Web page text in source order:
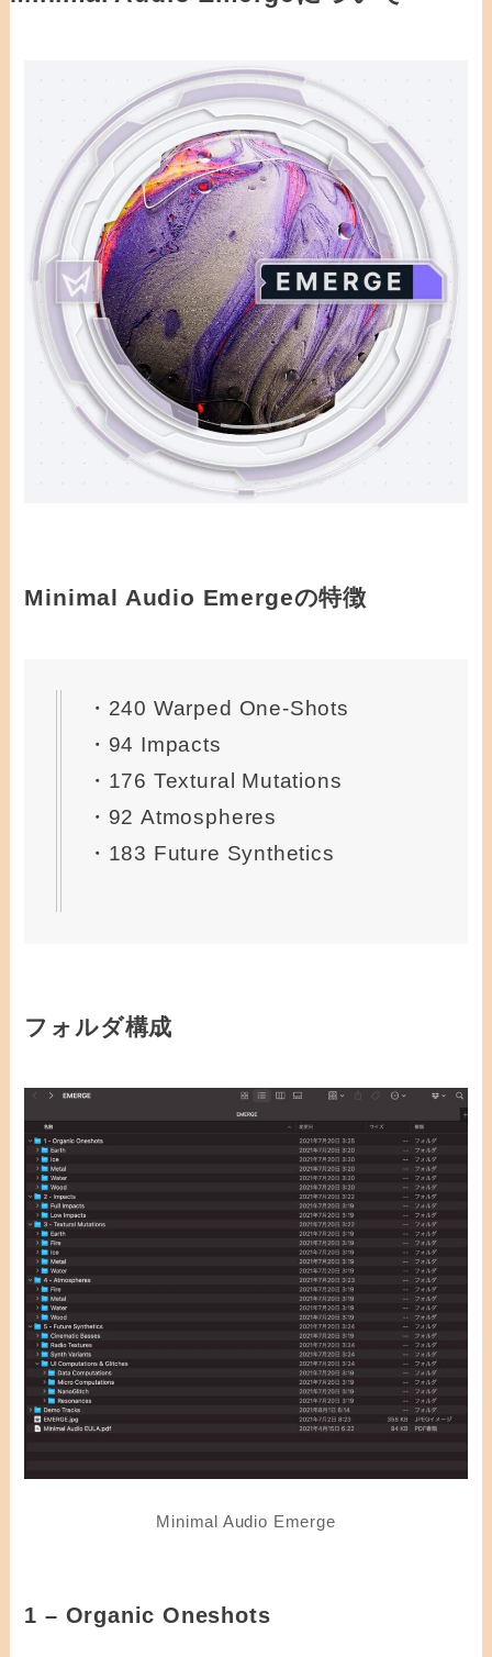
Minimal Audio Emergeの特徴
・240 Warped One-Shots
・94 Impacts
・176 Textural Mutations
・92 Atmospheres
・183 Future Synthetics
フォルダ構成
Minimal Audio Emerge
1 – Organic Oneshots